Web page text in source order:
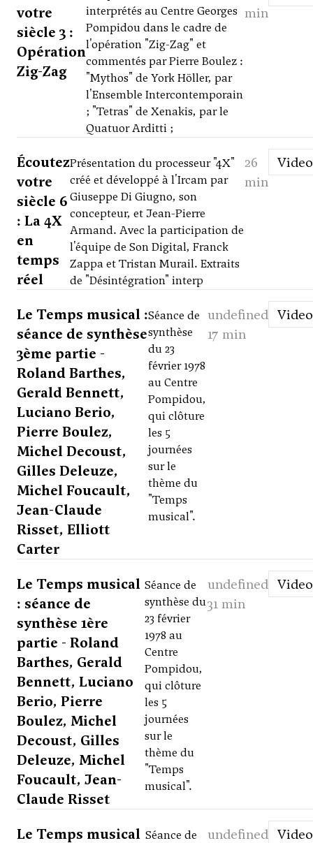
votre
siècle 3 :
Opération
Zig-Zag
interprétés au Centre Georges
Pompidou dans le cadre de
l'opération "Zig-Zag" et
commentés par Pierre Boulez :
"Mythos" de York Höller, par
l'Ensemble Intercontemporain
; "Tetras" de Xenakis, par le
Quatuor Arditti ;
min
Écoutez
votre
siècle 6
: La 4X
en
temps
réel
Présentation du processeur "4X"
créé et développé à l'Ircam par
Giuseppe Di Giugno, son
concepteur, et Jean-Pierre
Armand. Avec la participation de
l'équipe de Son Digital, Franck
Zappa et Tristan Murail. Extraits
de "Désintégration" interp
26
min
Video
Le Temps musical :
séance de synthèse
3ème partie -
Roland Barthes,
Gerald Bennett,
Luciano Berio,
Pierre Boulez,
Michel Decoust,
Gilles Deleuze,
Michel Foucault,
Jean-Claude
Risset, Elliott
Carter
Séance de
synthèse
du 23
février 1978
au Centre
Pompidou,
qui clôture
les 5
journées
sur le
thème du
"Temps
musical".
undefined
17 min
Video
Le Temps musical
: séance de
synthèse 1ère
partie - Roland
Barthes, Gerald
Bennett, Luciano
Berio, Pierre
Boulez, Michel
Decoust, Gilles
Deleuze, Michel
Foucault, Jean-
Claude Risset
Séance de
synthèse du
23 février
1978 au
Centre
Pompidou,
qui clôture
les 5
journées
sur le
thème du
"Temps
musical".
undefined
31 min
Video
Le Temps musical Séance de
undefined
Video